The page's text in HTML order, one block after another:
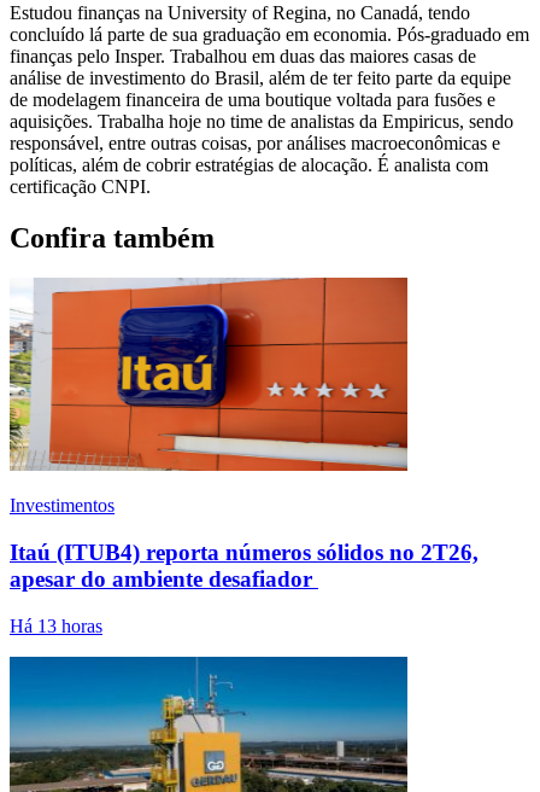
Estudou finanças na University of Regina, no Canadá, tendo
concluído lá parte de sua graduação em economia. Pós-graduado em
finanças pelo Insper. Trabalhou em duas das maiores casas de
análise de investimento do Brasil, além de ter feito parte da equipe
de modelagem financeira de uma boutique voltada para fusões e
aquisições. Trabalha hoje no time de analistas da Empiricus, sendo
responsável, entre outras coisas, por análises macroeconômicas e
políticas, além de cobrir estratégias de alocação. É analista com
certificação CNPI.
Confira também
Investimentos
Itaú (ITUB4) reporta números sólidos no 2T26,
apesar do ambiente desafiador
Há 13 horas